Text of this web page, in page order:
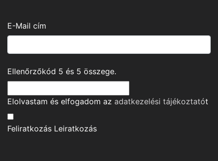
E-Mail cím
Ellenőrzőkód 5 és 5 összege.
Elolvastam és elfogadom az adatkezelési tájékoztatót
Feliratkozás Leiratkozás